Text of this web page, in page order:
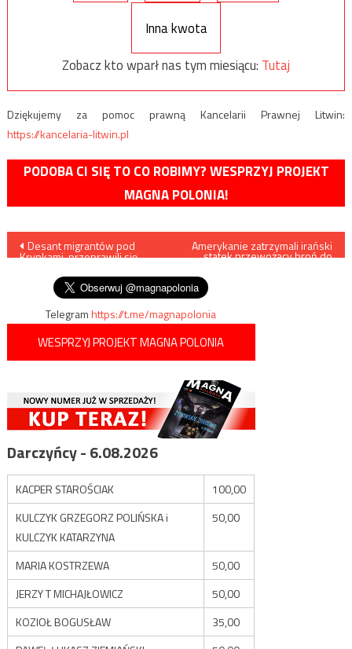
Inna kwota
Zobacz kto wparł nas tym miesiącu: Tutaj
Dziękujemy za pomoc prawną Kancelarii Prawnej Litwin:
https://kancelaria-litwin.pl
PODOBA CI SIĘ TO CO ROBIMY? WESPRZYJ PROJEKT
MAGNA POLONIA!
Nawigacja
wpisu
Desant migrantów pod
Krynkami, przeprawili się
Amerykanie zatrzymali irański
statek przewożący broń do
Telegramhttps://t.me/magnapolonia
WESPRZYJ PROJEKT MAGNA POLONIA
Darczyńcy - 6.08.2026
KACPER STAROŚCIAK
100,00
KULCZYK GRZEGORZ POLIŃSKA i
KULCZYK KATARZYNA
50,00
MARIA KOSTRZEWA
50,00
JERZY T MICHAJŁOWICZ
50,00
KOZIOŁ BOGUSŁAW
35,00